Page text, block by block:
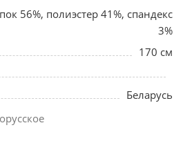
56%, полиэстер 41%, спандекс
3%
170 см
Беларусь